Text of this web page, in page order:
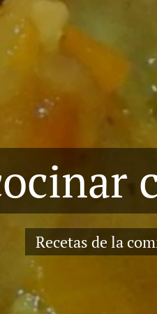
Recetas de la